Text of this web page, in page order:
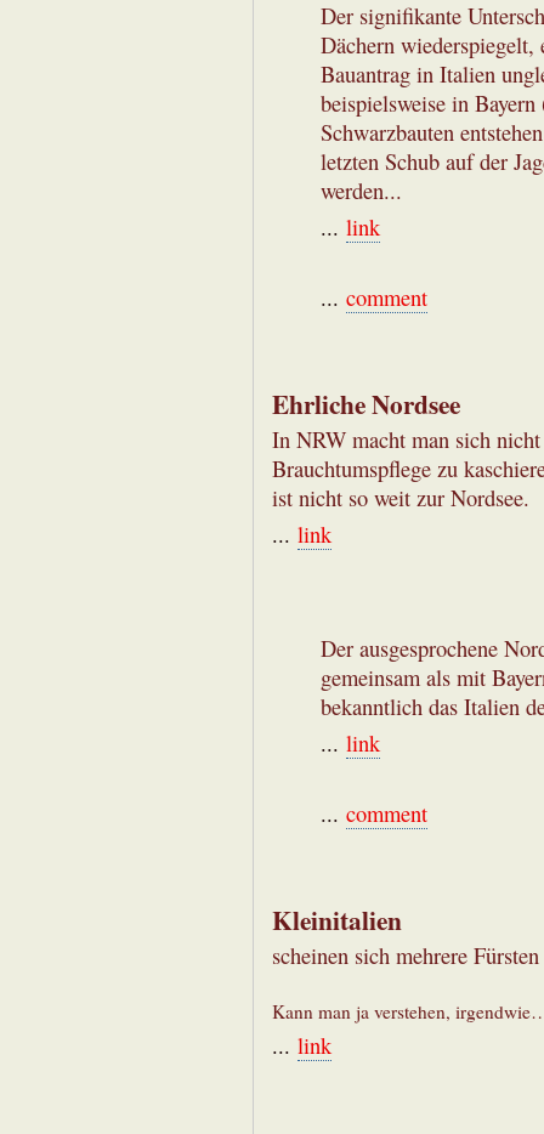
Der signifikante
Dächern wiederspiegelt,
Bauantrag in Italien
beispielsweise in
Schwarzbauten
letzten Schub auf der
werden...
... link
... comment
Ehrliche Nordsee
In NRW macht man sich
Brauchtumspflege zu
ist nicht so weit zur Nordsee.
... link
Der ausgesprochene
gemeinsam als mit
bekanntlich das Italien
... link
... comment
Kleinitalien
scheinen sich mehrere
Kann man ja verstehen,
... link